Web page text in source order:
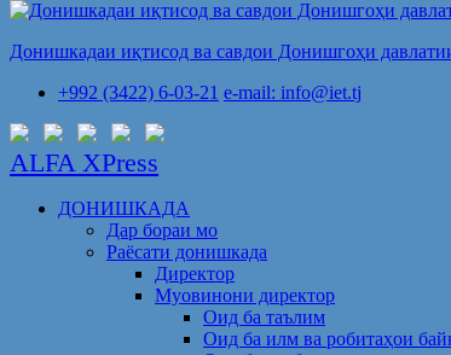
Донишкадаи иқтисод ва савдои Донишгоҳи
+992 (3422) 6-03-21 e-mail: info@iet.tj
ALFA XPress
ДОНИШКАДА
Дар бораи мо
Раёсати донишкада
Директор
Муовинони директор
Оид ба таълим
Оид ба илм ва робитаҳои